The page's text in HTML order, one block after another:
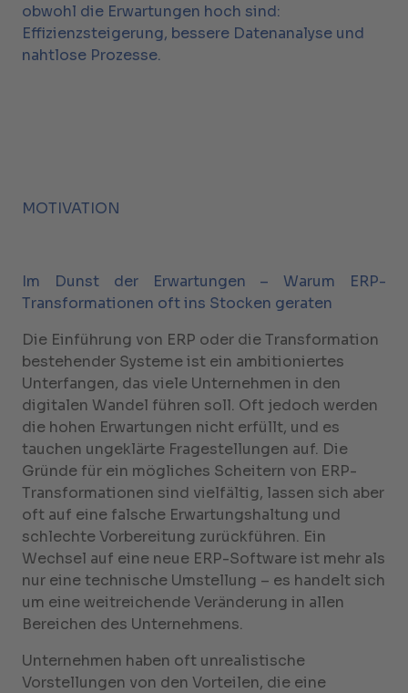
obwohl die Erwartungen hoch sind:
Effizienzsteigerung, bessere Datenanalyse und
nahtlose Prozesse.
MOTIVATION
Im Dunst der Erwartungen – Warum ERP-
Transformationen oft ins Stocken geraten
Die Einführung von ERP oder die Transformation
bestehender Systeme ist ein ambitioniertes
Unterfangen, das viele Unternehmen in den
digitalen Wandel führen soll. Oft jedoch werden
die hohen Erwartungen nicht erfüllt, und es
tauchen ungeklärte Fragestellungen auf. Die
Gründe für ein mögliches Scheitern von ERP-
Transformationen sind vielfältig, lassen sich aber
oft auf eine falsche Erwartungshaltung und
schlechte Vorbereitung zurückführen. Ein
Wechsel auf eine neue ERP-Software ist mehr als
nur eine technische Umstellung – es handelt sich
um eine weitreichende Veränderung in allen
Bereichen des Unternehmens.
Unternehmen haben oft unrealistische
Vorstellungen von den Vorteilen, die eine